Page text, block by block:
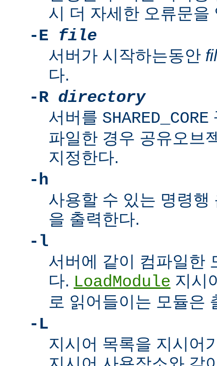
시 더 자세한 오류문을
-E file
서버가 시작하는동안
다.
-R directory
서버를 SHARED_CORE
파일한 경우 공유오브
지정한다.
-h
사용할 수 있는 명령행
을 출력한다.
-l
서버에 같이 컴파일한
다. LoadModule 지시
로 읽어들이는 모듈은
-L
지시어 목록을 지시어